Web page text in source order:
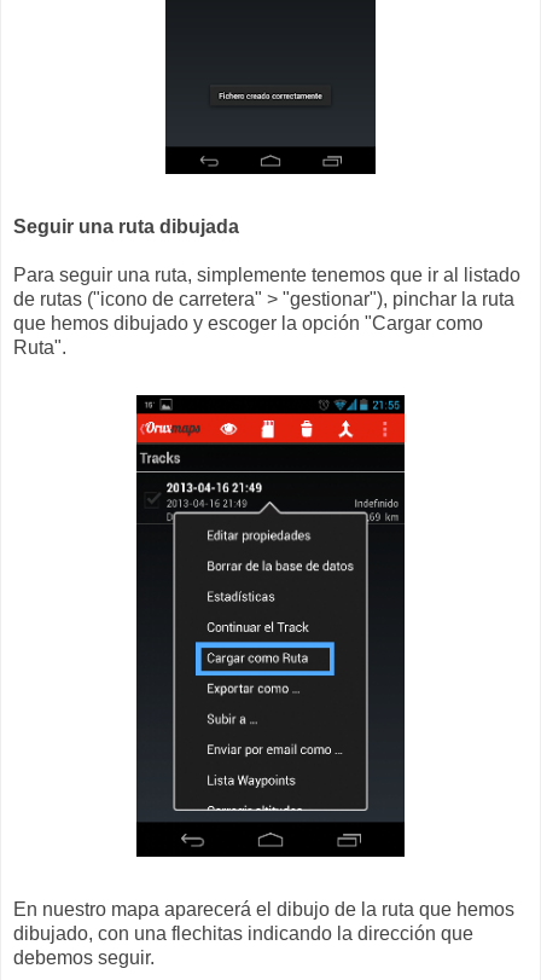
Seguir una ruta dibujada
Para seguir una ruta, simplemente tenemos que ir al listado
de rutas ("icono de carretera" > "gestionar"), pinchar la ruta
que hemos dibujado y escoger la opción "Cargar como
Ruta".
En nuestro mapa aparecerá el dibujo de la ruta que hemos
dibujado, con una flechitas indicando la dirección que
debemos seguir.